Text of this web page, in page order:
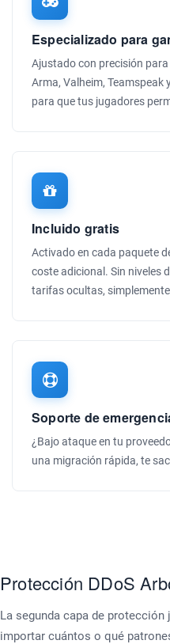
Especializado para
Ajustado con precisión para
Arma, Valheim, Teamspeak
para que tus jugadores
Incluido gratis
Activado en cada paquete
coste adicional. Sin niveles
tarifas ocultas,
Soporte de
¿Bajo ataque en tu
una migración rápida, te
Protección DDoS
La segunda capa de
importar cuántos o qué